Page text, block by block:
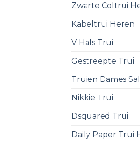
Zwarte Coltrui
Kabeltrui Heren
V Hals Trui
Gestreepte Trui
Truien Dames
Nikkie Trui
Dsquared Trui
Daily Paper Trui